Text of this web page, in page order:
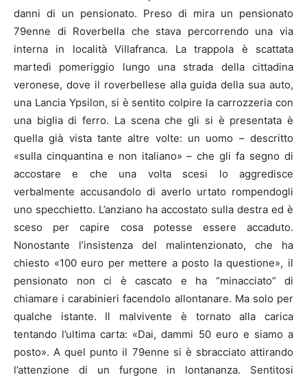
danni di un pensionato. Preso di mira un pensionato
79enne di Roverbella che stava percorrendo una via
interna in località Villafranca. La trappola è scattata
martedì pomeriggio lungo una strada della cittadina
veronese, dove il roverbellese alla guida della sua auto,
una Lancia Ypsilon, si è sentito colpire la carrozzeria con
una biglia di ferro. La scena che gli si è presentata è
quella già vista tante altre volte: un uomo – descritto
«sulla cinquantina e non italiano» – che gli fa segno di
accostare e che una volta scesi lo aggredisce
verbalmente accusandolo di averlo urtato rompendogli
uno specchietto. L’anziano ha accostato sulla destra ed è
sceso per capire cosa potesse essere accaduto.
Nonostante l’insistenza del malintenzionato, che ha
chiesto «100 euro per mettere a posto la questione», il
pensionato non ci è cascato e ha “minacciato” di
chiamare i carabinieri facendolo allontanare. Ma solo per
qualche istante. Il malvivente è tornato alla carica
tentando l’ultima carta: «Dai, dammi 50 euro e siamo a
posto». A quel punto il 79enne si è sbracciato attirando
l’attenzione di un furgone in lontananza. Sentitosi